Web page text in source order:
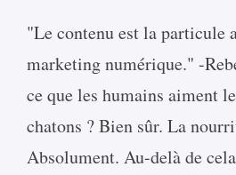
"Le contenu est la particule
marketing numérique." -
ce que les humains aiment
chatons ? Bien sûr. La
Absolument. Au-delà de